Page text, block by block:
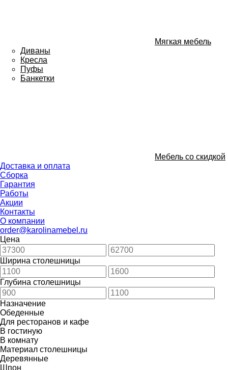
Мягкая мебель
Диваны
Кресла
Пуфы
Банкетки
Мебель со скидкой
Доставка и оплата
Сборка
Гарантия
Работы
Акции
Контакты
О компании
order@karolinamebel.ru
Цена
Ширина столешницы
Глубина столешницы
Назначение
Обеденные
Для ресторанов и кафе
В гостиную
В комнату
Материал столешницы
Деревянные
Шпон